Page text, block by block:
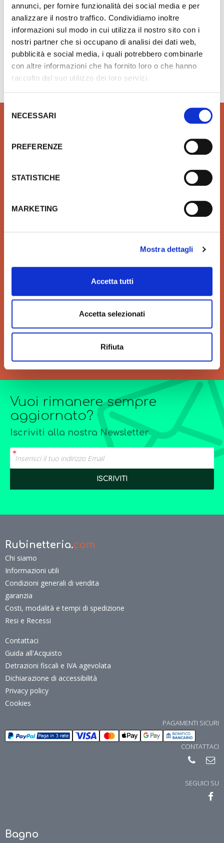
annunci, per fornire funzionalità dei social media e per
analizzare il nostro traffico. Condividiamo inoltre
informazioni sul modo in cui utilizza il nostro sito con i
nostri partner che si occupano di analisi dei dati web,
pubblicità e social media, i quali potrebbero combinarle
con altre informazioni che ha fornito loro o che hanno
raccolto dal suo utilizzo dei loro servizi.
Selezione
delNECESSARI
PREFERENZE
STATISTICHE
MARKETING
Mostra dettagli
Accetta tutti
Accetta selezionati
Rifiuta
Hai bisogno di aiuto?info@rubinetteria.com
dal Lunedì al Venerdì 8.30 - 12.00 / 13.30 - 18.00
Prodotti idrotermosanitari e
tendenze di Design
Affidiamo il tuo denaro e la
tua sicurezza a Xpay. Il
effettuare i pagamenti e per
la tua tutela.
Velocità di consegna per
di acquisto.
GRANDI ORDINI
Siamo sempre a tua
l’elaborazione di offerte di
forniture particolarmente
Vuoi rimanere sempre
aggiornato?
Iscriviti alla nostra Newsletter
Rubinetteria.com
Chi siamo
Informazioni utili
Condizioni generali di vendita
garanzia
Costi, modalità e tempi di spedizione
Resi e Recessi
Contattaci
Guida all'Acquisto
Detrazioni fiscali e IVA agevolata
Dichiarazione di accessibilità
Privacy policy
Cookies
PAGAMENTI SICURI
CONTATTACI
SEGUICI SU
Bagno